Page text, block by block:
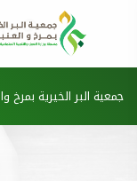
جمعية البر الخيرية بمرخ